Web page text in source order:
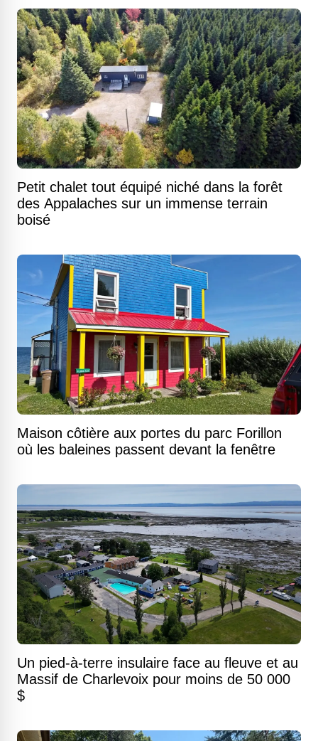
Petit chalet tout équipé niché dans la forêt
des Appalaches sur un immense terrain
boisé
Maison côtière aux portes du parc Forillon
où les baleines passent devant la fenêtre
Un pied-à-terre insulaire face au fleuve et au
Massif de Charlevoix pour moins de 50 000
$